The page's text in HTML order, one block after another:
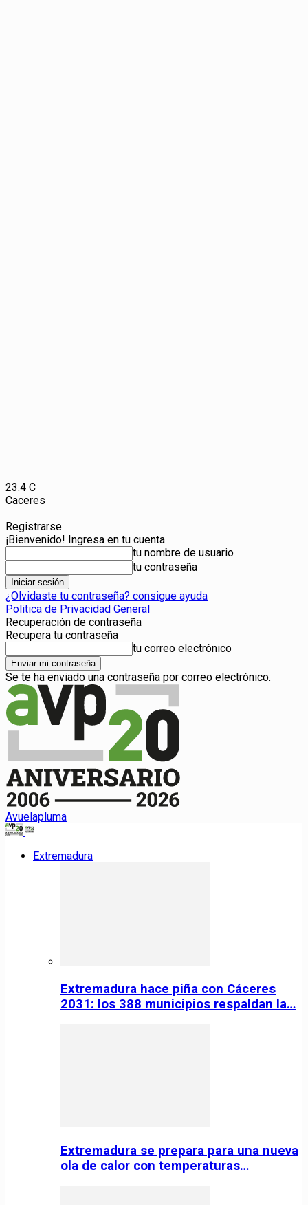
23.4 C
Caceres
Registrarse
¡Bienvenido! Ingresa en tu cuenta
tu nombre de usuario
tu contraseña
¿Olvidaste tu contraseña? consigue ayuda
Politica de Privacidad General
Recuperación de contraseña
Recupera tu contraseña
tu correo electrónico
Se te ha enviado una contraseña por correo electrónico.
Avuelapluma
Extremadura
Extremadura hace piña con Cáceres
2031: los 388 municipios respaldan la…
Extremadura se prepara para una nueva
ola de calor con temperaturas…